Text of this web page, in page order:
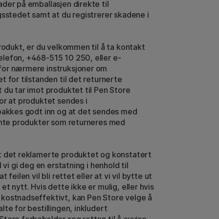
på emballasjen direkte til
samt at du registrerer skadene i
er du velkommen til å ta kontakt
+468-515 10 250, eller e-
nærmere instruksjoner om
for tilstanden til det returnerte
tar imot produktet til Pen Store
at produktet sendes i
godt inn og at det sendes med
produkter som returneres med
det reklamerte produktet og konstatert
vi gi deg en erstatning i henhold til
feilen vil bli rettet eller at vi vil bytte ut
nytt. Hvis dette ikke er mulig, eller hvis
kostnadseffektivt, kan Pen Store velge å
for bestillingen, inkludert